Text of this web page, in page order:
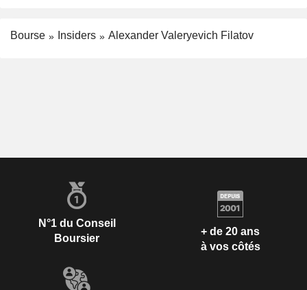
Bourse Insiders Alexander Valeryevich Filatov
N°1 du Conseil
Boursier
+ de 20 ans
à vos côtés